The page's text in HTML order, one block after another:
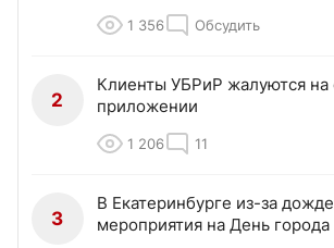
1 356 Обсудить
2
Клиенты УБРиР жалуются на
приложении
1 206 11
3
В Екатеринбурге из-за
мероприятия на День города